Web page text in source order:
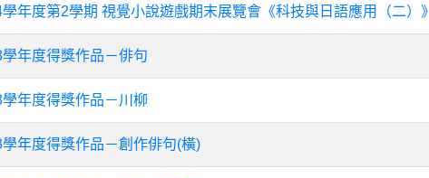
學年度第2學期 視覺小說遊戲期末展覽會《科技與日語應用（二）》
學年度得獎作品－俳句
學年度得獎作品－川柳
學年度得獎作品－創作俳句(橫)